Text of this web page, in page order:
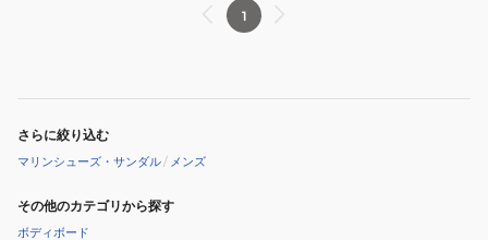
1
さらに絞り込む
マリンシューズ・サンダル/ メンズ
その他のカテゴリから探す
ボディボード